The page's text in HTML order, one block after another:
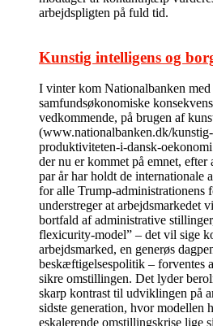
arbejdspligten på fuld tid.
Kunstig intelligens og
I vinter kom Nationalbanken
samfundsøkonomiske
vedkommende, på brugen af
(www.nationalbanken.dk/
produktiviteten-i-dansk-
der nu er kommet på emnet,
par år har holdt de internationale
for alle Trump-administrationens
understreger at arbejdsmarkedet
bortfald af administrative
flexicurity-model” – det vil sige
arbejdsmarked, en generøs
beskæftigelsespolitik – forventes
sikre omstillingen. Det lyder
skarp kontrast til udviklingen på
sidste generation, hvor modellen
eskalerende omstillingskrise lige